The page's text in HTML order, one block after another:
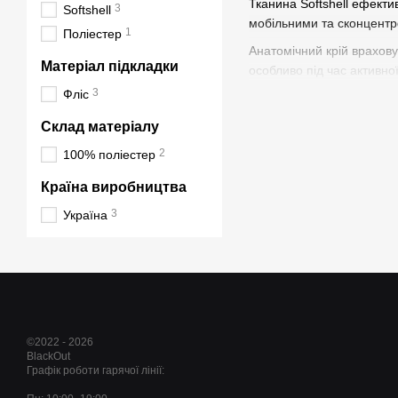
Тканина Softshell
мобільними та
Анатомічний крій
особливо під час
Softshell 3
Поліестер 1
Матеріал підкладки
Фліс 3
Склад матеріалу
100% поліестер 2
Країна виробництва
Україна 3
©2022 - 2026
BlackOut
Графік роботи гарячої лінії: